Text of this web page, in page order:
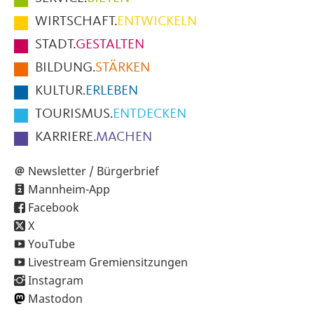
im
Fußbereich
der
Seite
WIRTSCHAFT.ENTWICKELN
STADT.GESTALTEN
BILDUNG.STÄRKEN
KULTUR.ERLEBEN
TOURISMUS.ENTDECKEN
KARRIERE.MACHEN
Newsletter / Bürgerbrief
Mannheim-App
Facebook
X
YouTube
Livestream Gremiensitzungen
Instagram
Mastodon